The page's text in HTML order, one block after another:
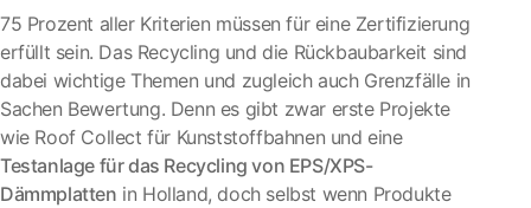
75 Prozent aller Kriterien müssen für eine Zertifizierung
erfüllt sein. Das Recycling und die Rückbaubarkeit sind
dabei wichtige Themen und zugleich auch Grenzfälle in
Sachen Bewertung. Denn es gibt zwar erste Projekte
wie Roof Collect für Kunststoffbahnen und eine
Testanlage für das Recycling von EPS/XPS-
Dämmplatten in Holland, doch selbst wenn Produkte